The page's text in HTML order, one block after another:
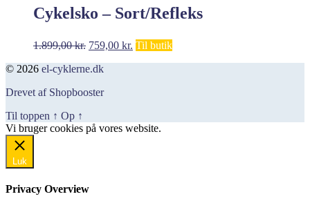
Cykelsko – Sort/Refleks
1.899,00kr. Den
pris
1.899,00 kr..
759,00 kr. Den
Til butik
© 2026 el-cyklerne.dk
Drevet af Shopbooster
Til toppen ↑ Op ↑
Vi bruger cookies på vores website.
Luk
Privacy Overview